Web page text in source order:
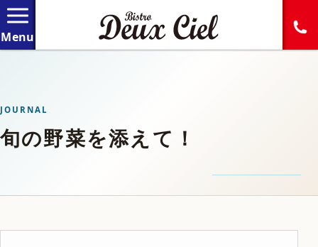
JOURNAL
旬の野菜を添えて！